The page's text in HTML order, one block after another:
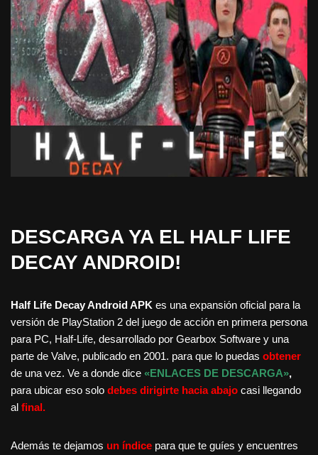
DESCARGA YA EL HALF LIFE
DECAY ANDROID!
Half Life Decay Android APK es una expansión oficial para la
versión de PlayStation 2 del juego de acción en primera persona
para PC, Half-Life, desarrollado por Gearbox Software y una
parte de Valve, publicado en 2001. para que lo puedas obtener
de una vez. Ve a donde dice «ENLACES DE DESCARGA»,
para ubicar eso solo debes dirigirte hacia abajo casi llegando
al final.
Además te dejamos un índice para que te guíes y encuentres